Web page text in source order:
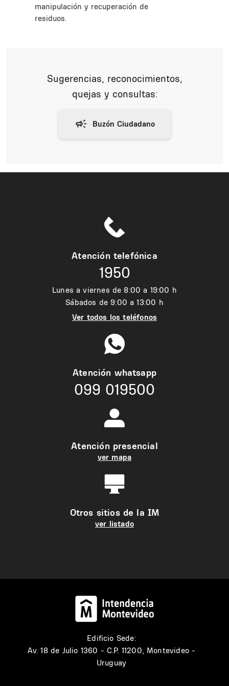
manipulación y recuperación de
residuos.
Sugerencias, reconocimientos,
quejas y consultas:
Atención telefónica
1950
Lunes a viernes de 8:00 a 19:00 h
Sábados de 9:00 a 13:00 h
Ver todos los teléfonos
Atención whatsapp
099 019500
Atención presencial
ver mapa
Otros sitios de la IM
ver listado
Edificio Sede:
Av. 18 de Julio 1360 - C.P. 11200, Montevideo -
Uruguay